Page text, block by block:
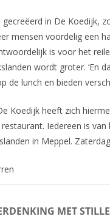
in De Koedijk,
mensen voordelig een
is voor het
wordt groter. ‘En
de lunch en bieden
Koedijk heeft zich
Iedereen is
in Meppel.
MET